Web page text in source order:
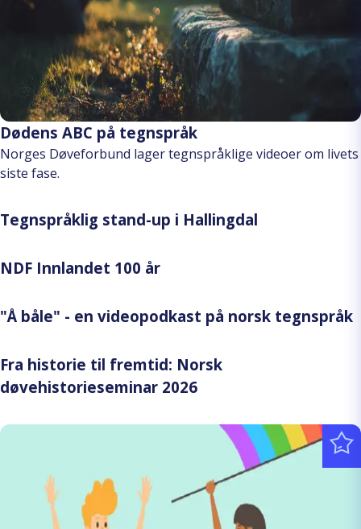
Dødens ABC på tegnspråk
Norges Døveforbund lager tegnspråklige videoer om livets
siste fase.
Tegnspråklig stand-up i Hallingdal
NDF Innlandet 100 år
"Å båle" - en videopodkast på norsk tegnspråk
Fra historie til fremtid: Norsk
døvehistorieseminar 2026